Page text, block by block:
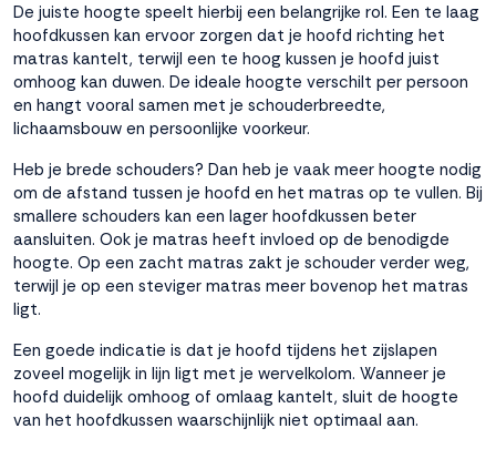
De juiste hoogte speelt hierbij een belangrijke rol. Een te laag
hoofdkussen kan ervoor zorgen dat je hoofd richting het
matras kantelt, terwijl een te hoog kussen je hoofd juist
omhoog kan duwen. De ideale hoogte verschilt per persoon
en hangt vooral samen met je schouderbreedte,
lichaamsbouw en persoonlijke voorkeur.
Heb je brede schouders? Dan heb je vaak meer hoogte nodig
om de afstand tussen je hoofd en het matras op te vullen. Bij
smallere schouders kan een lager hoofdkussen beter
aansluiten. Ook je matras heeft invloed op de benodigde
hoogte. Op een zacht matras zakt je schouder verder weg,
terwijl je op een steviger matras meer bovenop het matras
ligt.
Een goede indicatie is dat je hoofd tijdens het zijslapen
zoveel mogelijk in lijn ligt met je wervelkolom. Wanneer je
hoofd duidelijk omhoog of omlaag kantelt, sluit de hoogte
van het hoofdkussen waarschijnlijk niet optimaal aan.